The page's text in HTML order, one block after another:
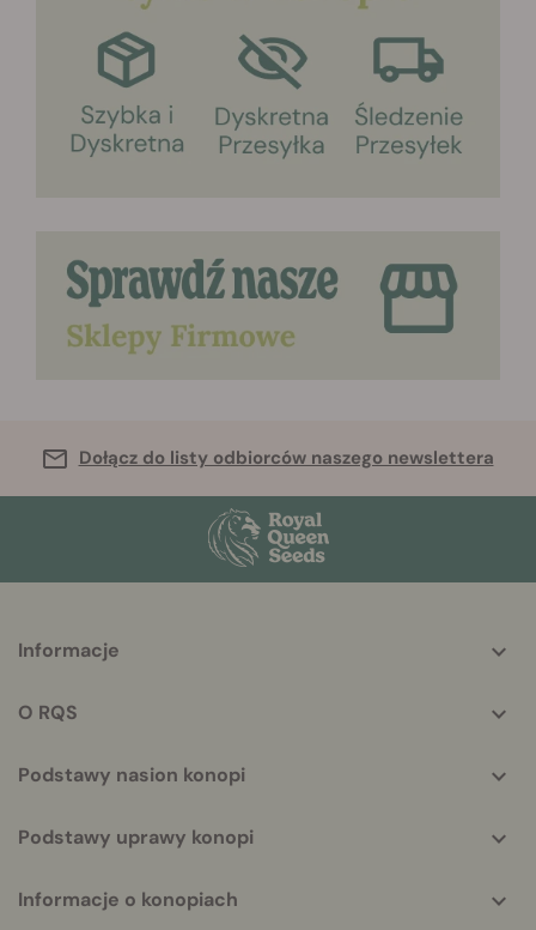
Dołącz do listy odbiorców naszego newslettera
helpful
Informacje
O RQS
Podstawy nasion konopi
Podstawy uprawy konopi
Informacje o konopiach